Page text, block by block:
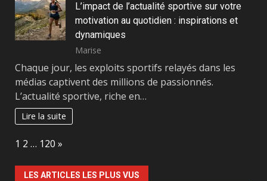
L’impact de l’actualité sportive sur votre
motivation au quotidien : inspirations et
dynamiques
Marise
Chaque jour, les exploits sportifs relayés dans les
médias captivent des millions de passionnés.
L’actualité sportive, riche en…
Lire la suite
Page:
1 2 … 120 Next
»
LES ARTICLES LES PLUS VUS